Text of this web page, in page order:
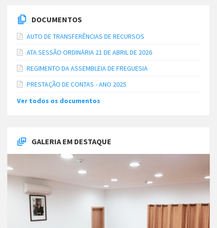
DOCUMENTOS
AUTO DE TRANSFERÊNCIAS DE RECURSOS
ATA SESSÃO ORDINÁRIA 21 DE ABRIL DE 2026
REGIMENTO DA ASSEMBLEIA DE FREGUESIA
PRESTAÇÃO DE CONTAS - ANO 2025
Ver todos os documentos
GALERIA EM DESTAQUE